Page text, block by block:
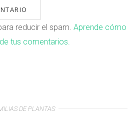
reducir el spam. Aprende cómo
tus comentarios.
DE PLANTAS